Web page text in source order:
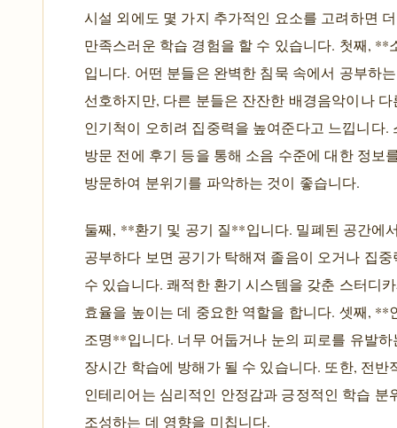
시설 외에도 몇 가지 추가적인 요소를 고려하면
만족스러운 학습 경험을 할 수 있습니다. 첫째, **
입니다. 어떤 분들은 완벽한 침묵 속에서 공부하
선호하지만, 다른 분들은 잔잔한 배경음악이나
인기척이 오히려 집중력을 높여준다고 느낍니다.
방문 전에 후기 등을 통해 소음 수준에 대한 정보
방문하여 분위기를 파악하는 것이 좋습니다.
둘째, **환기 및 공기 질**입니다. 밀폐된 공간에
공부하다 보면 공기가 탁해져 졸음이 오거나 집
수 있습니다. 쾌적한 환기 시스템을 갖춘 스터디
효율을 높이는 데 중요한 역할을 합니다. 셋째, **
조명**입니다. 너무 어둡거나 눈의 피로를 유발하
장시간 학습에 방해가 될 수 있습니다. 또한, 전반
인테리어는 심리적인 안정감과 긍정적인 학습 분
조성하는 데 영향을 미칩니다.